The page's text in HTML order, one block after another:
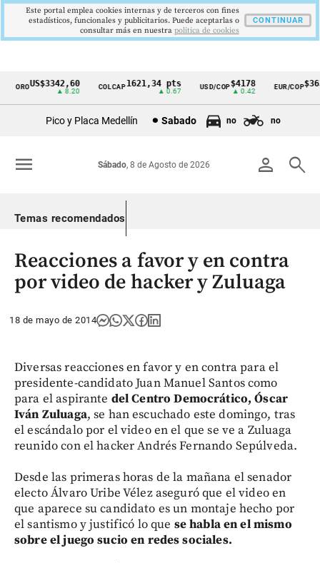
Cintillo
Colombia
OROUS$3342,60
▲ 8.20
COLCAP1621,34 pts
▲ 0.67
USD/COP$4178
▲ 0.42
EUR/COP$3639
Pico y Placa Medellín Sabado no no
person search
Sábado, 8 de Agosto de 2026
menu
Temas recomendados
Reacciones a favor y en contra
por video de hacker y Zuluaga
18 de mayo de 2014
Diversas reacciones en favor y en contra para el
presidente-candidato Juan Manuel Santos como
para el aspirante del Centro Democrático, Óscar
Iván Zuluaga, se han escuchado este domingo, tras
el escándalo por el video en el que se ve a Zuluaga
reunido con el hacker Andrés Fernando Sepúlveda.
Desde las primeras horas de la mañana el senador
electo Álvaro Uribe Vélez aseguró que el video en
que aparece su candidato es un montaje hecho por
el santismo y justificó lo que se habla en el mismo
sobre el juego sucio en redes sociales.
Este portal emplea cookies internas y de terceros con fines
estadísticos, funcionales y publicitarios. Puede aceptarlas o
consultar más en nuestra politica de cookies
CONTINUAR